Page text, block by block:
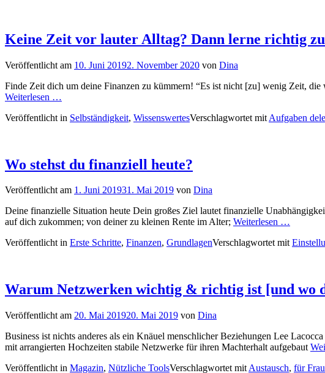
Keine Zeit vor lauter Alltag? Dann lerne richtig
Veröffentlicht am 10. Juni 20192. November 2020 von Dina
Finde Zeit dich um deine Finanzen zu kümmern! “Es ist nicht [zu] wenig Zeit,
Weiterlesen …
Veröffentlicht in Selbständigkeit, WissenswertesVerschlagwortet mit Aufgaben
Wo stehst du finanziell heute?
Veröffentlicht am 1. Juni 201931. Mai 2019 von Dina
Deine finanzielle Situation heute Dein großes Ziel lautet finanzielle
auf dich zukommen; von deiner zu kleinen Rente im Alter; Weiterlesen …
Veröffentlicht in Erste Schritte, Finanzen, GrundlagenVerschlagwortet mit
Warum Netzwerken wichtig & richtig ist [und wo
Veröffentlicht am 20. Mai 201920. Mai 2019 von Dina
Business ist nichts anderes als ein Knäuel menschlicher Beziehungen Lee
mit arrangierten Hochzeiten stabile Netzwerke für ihren Machterhalt aufgebaut
Veröffentlicht in Magazin, Nützliche ToolsVerschlagwortet mit Austausch, für